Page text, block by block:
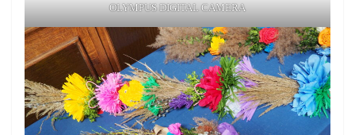
OLYMPUS DIGITAL CAMERA